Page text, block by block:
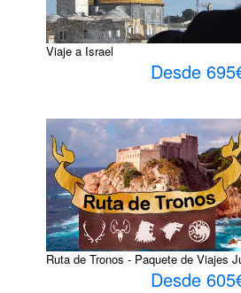
Viaje a Israel
Desde
Ruta de Tronos - Paquete de Viajes
Desde